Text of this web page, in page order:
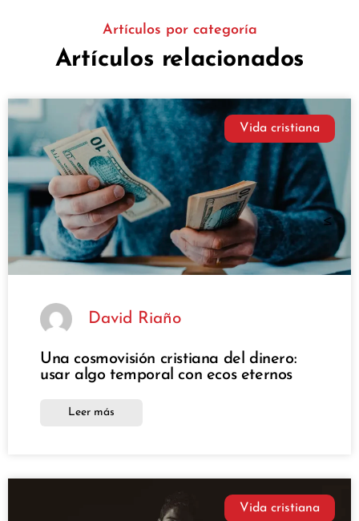
Artículos por categoría
Artículos relacionados
Vida cristiana
David Riaño
Una cosmovisión cristiana del dinero:
usar algo temporal con ecos eternos
Leer más
Vida cristiana